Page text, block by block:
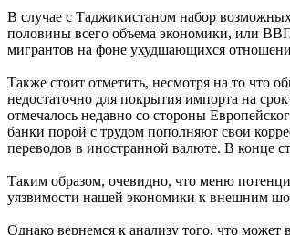
В случае с Таджикистаном набор
половины всего объема экономики, или
мигрантов на фоне ухудшающихся
Также стоит отметить, несмотря на то что
недостаточно для покрытия импорта на
отмечалось недавно со стороны
банки порой с трудом пополняют свои
переводов в иностранной валюте. В конце
Таким образом, очевидно, что меню
уязвимости нашей экономики к внешним
Однако вернемся к анализу того, что